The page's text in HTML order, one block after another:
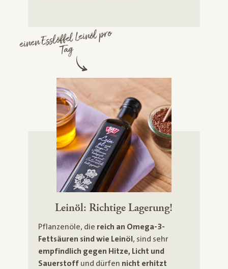
einen Esslöffel Leinöl pro
Tag
Leinöl: Richtige Lagerung!
Pflanzenöle, die reich an Omega-3-
Fettsäuren sind wie Leinöl, sind sehr
empfindlich gegen Hitze, Licht und
Sauerstoffund dürfen nicht erhitzt